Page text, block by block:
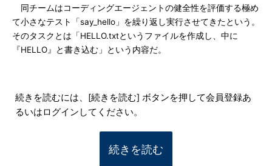
同チームはコーディングエージェントの健全性を評価する極め
て小さなテスト「say_hello」を繰り返し実行させてきたという。
そのタスクとは「HELLO.txtというファイルを作成し、中に
『HELLO』と書き込む」という内容だ。
続きを読むには、[続きを読む] ボタンを押して会員登録あ
るいはログインしてください。
続きを読む